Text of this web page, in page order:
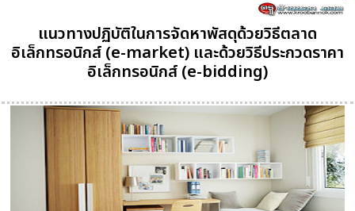
แนวทางปฏิบัติในการจัดหาพัสดุด้วยวิธีตลาด
อิเล็กทรอนิกส์ (e-market) และด้วยวิธีประกวดราคา
อิเล็กทรอนิกส์ (e-bidding)